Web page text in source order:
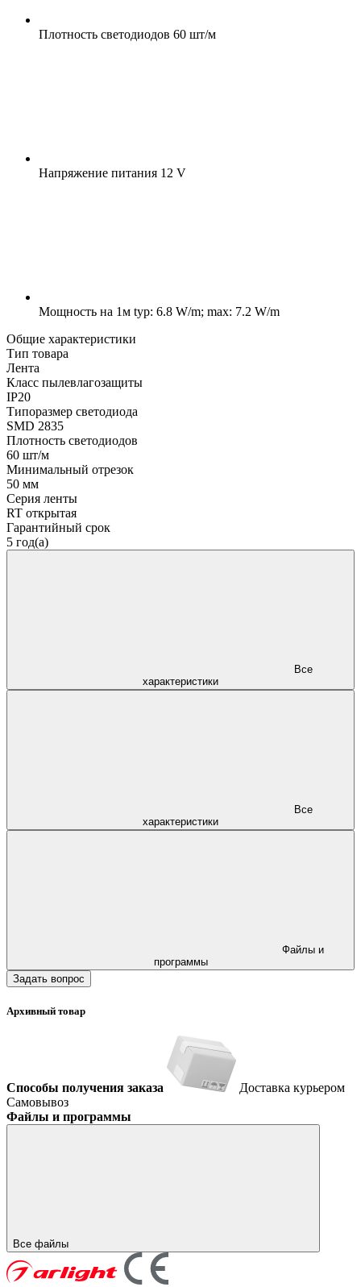
Плотность светодиодов 60 шт/м
Напряжение питания 12 V
Мощность на 1м typ: 6.8 W/m; max: 7.2 W/m
Общие характеристики
Тип товара
Лента
Класс пылевлагозащиты
IP20
Типоразмер светодиода
SMD 2835
Плотность светодиодов
60 шт/м
Минимальный отрезок
50 мм
Серия ленты
RT открытая
Гарантийный срок
5 год(а)
характеристики
характеристики
программы
Задать вопрос
Архивный товар
Способы получения заказа
Доставка курьером
Самовывоз
Файлы и программы
Все файлы